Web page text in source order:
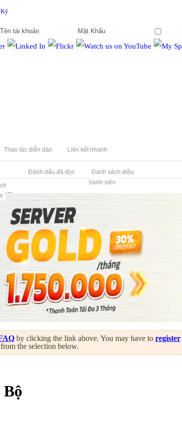
Thao tác diễn đàn
Đánh dấu đã đọc
Liên kết nhanh
Danh sách điều
hành viên
by clicking the link above. You may have to register
the selection below.